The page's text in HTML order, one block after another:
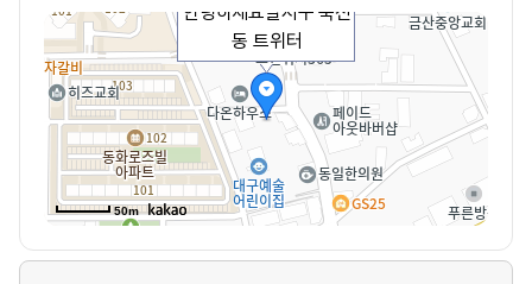
안녕하세요달서구 죽전
동 트위터
50m